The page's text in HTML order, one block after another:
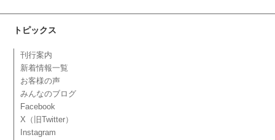
トピックス
刊行案内
新着情報一覧
お客様の声
みんなのブログ
Facebook
X（旧Twitter）
Instagram